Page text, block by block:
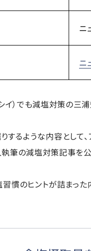
ニ
ニ
イ）でも減塩対策の三
るような内容として、
執筆の減塩対策記事を公
慣のヒントが詰まった